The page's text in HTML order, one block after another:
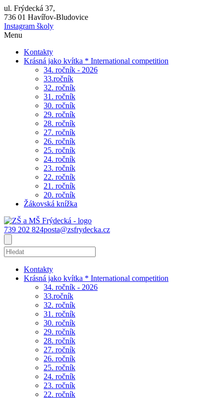
ul. Frýdecká 37,
736 01 Havířov-Bludovice
Instagram školy
Menu
Kontakty
Krásná jako kvítka * International competition
34. ročník - 2026
33.ročník
32. ročník
31. ročník
30. ročník
29. ročník
28. ročník
27. ročník
26. ročník
25. ročník
24. ročník
23. ročník
22. ročník
21. ročník
20. ročník
Žákovská knížka
739 202 824posta@zsfrydecka.cz
Kontakty
Krásná jako kvítka * International competition
34. ročník - 2026
33.ročník
32. ročník
31. ročník
30. ročník
29. ročník
28. ročník
27. ročník
26. ročník
25. ročník
24. ročník
23. ročník
22. ročník